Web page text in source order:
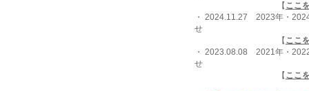
【 ここ
・ 2024.11.27 2023年・
せ
【 ここ
・ 2023.08.08 2021年・
せ
【 ここ